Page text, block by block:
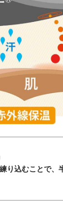
り込むことで、